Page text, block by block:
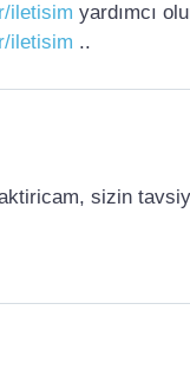
iletisim yardımcı
iletisim ..
sizin